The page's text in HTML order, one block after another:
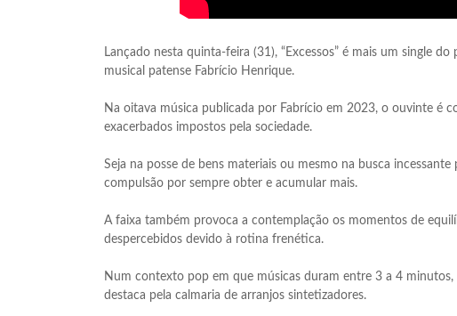
Lançado nesta quinta-feira (31), “Excessos” é mais um single
musical patense Fabrício Henrique.
Na oitava música publicada por Fabrício em 2023, o ouvinte é
exacerbados impostos pela sociedade.
Seja na posse de bens materiais ou mesmo na busca
compulsão por sempre obter e acumular mais.
A faixa também provoca a contemplação os momentos de
despercebidos devido à rotina frenética.
Num contexto pop em que músicas duram entre 3 a 4 minutos,
destaca pela calmaria de arranjos sintetizadores.